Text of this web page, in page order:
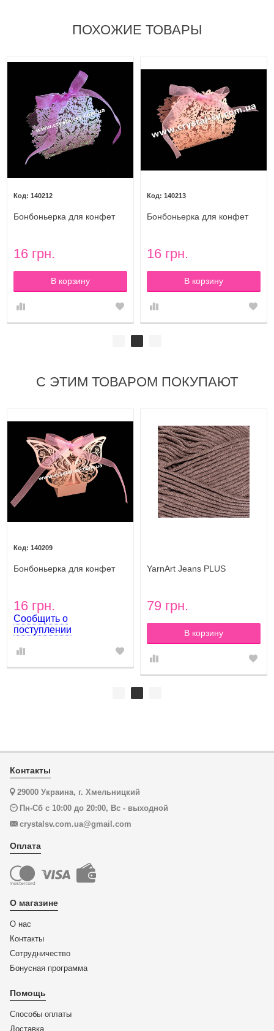
ПОХОЖИЕ ТОВАРЫ
140212
Бонбоньерка для конфет
16 грн.
В корзину
140213
Бонбоньерка для конфет
16 грн.
В корзину
С ЭТИМ ТОВАРОМ ПОКУПАЮТ
140209
Бонбоньерка для конфет
16 грн.
Сообщить о
поступлении
YarnArt Jeans PLUS
79 грн.
В корзину
Контакты
29000 Украина, г. Хмельницкий
Пн-Сб с 10:00 до 20:00, Вс - выходной
crystalsv.com.ua@gmail.com
Оплата
О магазине
О нас
Контакты
Сотрудничество
Бонусная программа
Помощь
Способы оплаты
Доставка